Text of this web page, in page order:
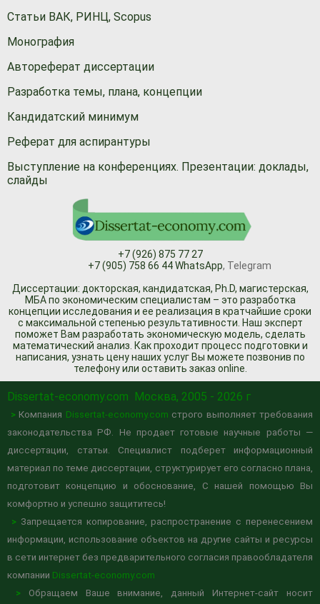
Статьи ВАК, РИНЦ, Scopus
Монография
Автореферат диссертации
Разработка темы, плана, концепции
Кандидатский минимум
Реферат для аспирантуры
Выступление на конференциях. Презентации: доклады,
слайды
+7 (926) 875 77 27
+7 (905) 758 66 44 WhatsApp, Telegram
Диссертации: докторская, кандидатская, Ph.D, магистерская,
МБА по экономическим специалистам – это разработка
концепции исследования и ее реализация в кратчайшие сроки
с максимальной степенью результативности. Наш эксперт
поможет Вам разработать экономическую модель, сделать
математический анализ. Как проходит процесс подготовки и
написания, узнать цену наших услуг Вы можете позвонив по
телефону или оставить заказ online.
Dissertat-economy.com Москва, 2005 - 2026 г
>Компания Dissertat-economy.com строго выполняет требования
законодательства РФ. Не продает готовые научные работы —
диссертации, статьи. Специалист подберет информационный
материал по теме диссертации, структурирует его согласно плана,
подготовит концепцию и обоснование, С нашей помощью Вы
комфортно и успешно защититесь!
>Запрещается копирование, распространение с перенесением
информации, использование объектов на другие сайты и ресурсы
в сети интернет без предварительного согласия правообладателя
компании Dissertat-economy.com
>Обращаем Ваше внимание, данный Интернет-сайт носит